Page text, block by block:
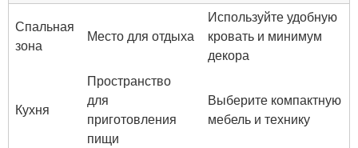
Спальная
зона
Место для отдыха
Используйте удобную
кровать и минимум
декора
Кухня
Пространство
для
приготовления
пищи
Выберите компактную
мебель и технику